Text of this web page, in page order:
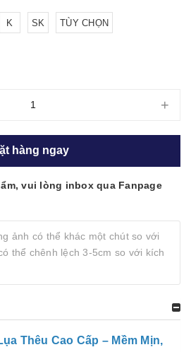
K SK TÙY CHỌN
+
hàng ngay
vui lòng inbox qua Fanpage
ảnh có thể khác một chút so với
thể chênh lệch 3-5cm so với kích
Thêu Cao Cấp – Mềm Mịn,